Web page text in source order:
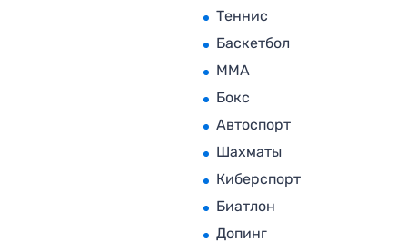
Теннис
Баскетбол
MMA
Бокс
Автоспорт
Шахматы
Киберспорт
Биатлон
Допинг